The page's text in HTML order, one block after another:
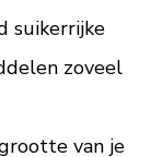
suikerrijke
zoveel
van je